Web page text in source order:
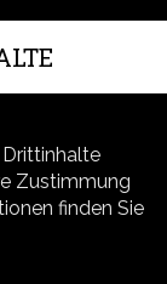
Zustimmung
finden Sie